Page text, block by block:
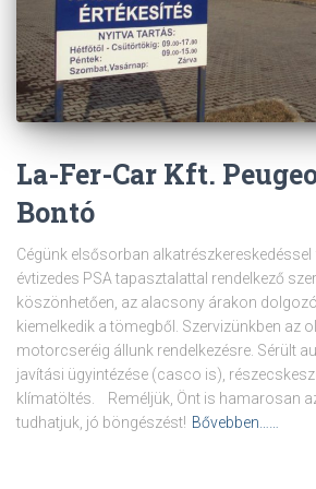
La-Fer-Car Kft.
Bontó
Cégünk elsősorban
évtizedes PSA tapasztalattal rendelkező
köszönhetően, az alacsony árakon
kiemelkedik a tömegből. Szervizünkben az
motorcseréig állunk rendelkezésre. Sérült
javítási ügyintézése (casco is),
klímatöltés. Reméljük, Önt is hamarosan
tudhatjuk, jó böngészést! Bővebben……